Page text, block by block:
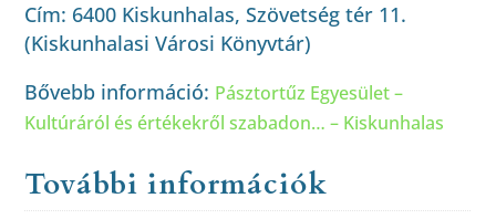
Cím: 6400 Kiskunhalas, Szövetség tér 11.
(Kiskunhalasi Városi Könyvtár)
Bővebb információ: Pásztortűz Egyesület –
Kultúráról és értékekről szabadon… – Kiskunhalas
További információk